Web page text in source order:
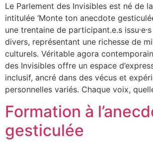
Le Parlement des Invisibles est né de
intitulée ‘Monte ton anecdote
une trentaine de participant.e.s
divers, représentant une richesse de
culturels. Véritable agora
des Invisibles offre un espace
inclusif, ancré dans des vécus et
personnelles variés. Chaque voix,
Formation à
gesticulée